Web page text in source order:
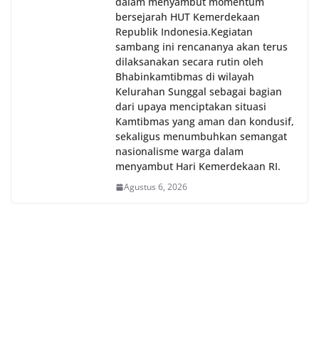
bersejarah HUT Kemerdekaan
Republik Indonesia.‎Kegiatan
sambang ini rencananya akan terus
dilaksanakan secara rutin oleh
Bhabinkamtibmas di wilayah
Kelurahan Sunggal sebagai bagian
dari upaya menciptakan situasi
Kamtibmas yang aman dan kondusif,
sekaligus menumbuhkan semangat
nasionalisme warga dalam
menyambut Hari Kemerdekaan RI.
Agustus 6, 2026